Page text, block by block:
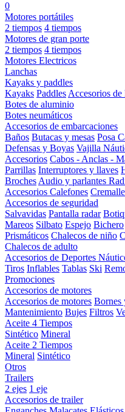
0
Motores portátiles
2 tiempos 4 tiempos
Motores de gran porte
2 tiempos 4 tiempos
Motores Electricos
Lanchas
Kayaks y paddles
Kayaks Paddles Accesorios de
Botes de aluminio
Botes neumáticos
Accesorios de embarcaciones
Baños Butacas y mesas Posa
Defensas y Boyas Vajilla
Accesorios Cabos - Anclas -
Parrillas Interruptores y llaves
Broches Audio y parlantes
Accesorios Calefones
Accesorios de seguridad
Salvavidas Pantalla radar
Mareos Silbato Espejo Bichero
Prismáticos Chalecos de niño
Chalecos de adulto
Accesorios de Deportes
Tiros Inflables Tablas Ski
Promociones
Accesorios de motores
Accesorios de motores Bornes
Mantenimiento Bujes Filtros
Aceite 4 Tiempos
Sintético Mineral
Aceite 2 Tiempos
Mineral Sintético
Otros
Trailers
2 ejes 1 eje
Accesorios de trailer